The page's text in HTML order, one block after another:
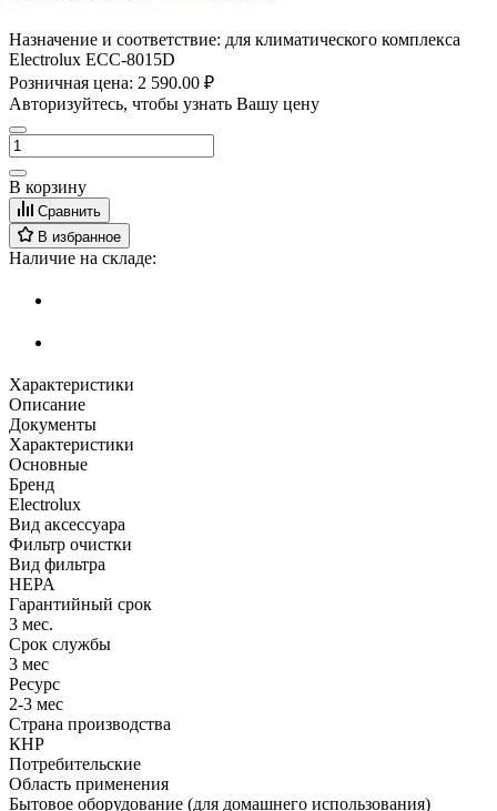
Назначение и соответствие: для климатического комплекса
Electrolux ECC-8015D
Розничная цена: 2 590.00 ₽
Авторизуйтесь, чтобы узнать Вашу цену
В корзину
Сравнить
В избранное
Наличие на складе:
Характеристики
Описание
Документы
Характеристики
Основные
Бренд
Electrolux
Вид аксессуара
Фильтр очистки
Вид фильтра
HEPA
Гарантийный срок
3 мес.
Срок службы
3 мес
Ресурс
2-3 мес
Страна производства
КНР
Потребительские
Область применения
Бытовое оборудование (для домашнего использования)